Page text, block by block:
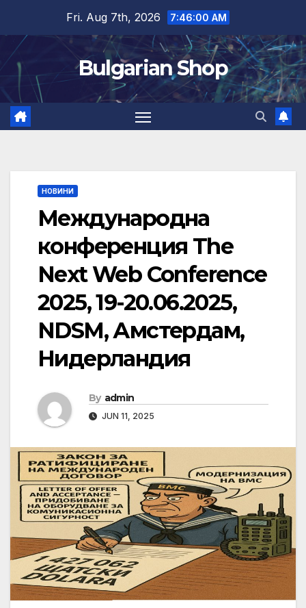
content
Fri. Aug 7th, 2026 7:46:01 AM
Bulgarian Shop
НОВИНИ
Mеждународна
конференция The
Next Web Conference
2025, 19-20.06.2025,
NDSM, Амстердам,
Нидерландия
By admin
JUN 11, 2025